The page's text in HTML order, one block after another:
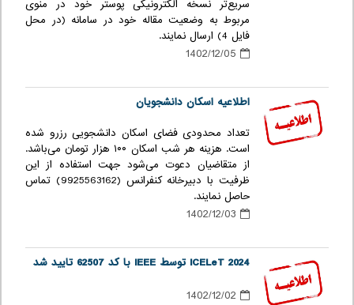
سریع‌تر نسخه الکترونیکی پوستر خود در منوی
مربوط به وضعیت مقاله خود در سامانه (در محل
فایل 4) ارسال نمایند.
اطلاعیه اسکان دانشجویان
تعداد محدودی فضای اسکان دانشجویی رزرو شده
است. هزینه هر شب اسکان ۱۰۰ هزار تومان می‌باشد.
از متقاضیان دعوت می‌شود جهت استفاده از این
ظرفیت با دبیرخانه کنفرانس (9925563162) تماس
حاصل نمایند.
ICELeT 2024 توسط IEEE با کد 62507 تایید شد